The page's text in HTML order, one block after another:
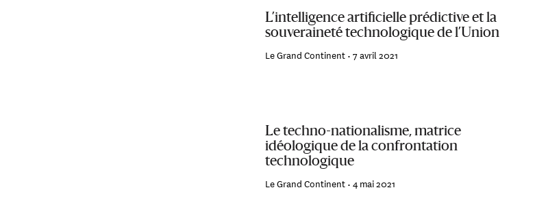
L’intelligence artificielle prédictive et la
souveraineté technologique de l’Union
Le Grand Continent •7 avril 2021
Le techno-nationalisme, matrice
idéologique de la confrontation
technologique
Le Grand Continent •4 mai 2021